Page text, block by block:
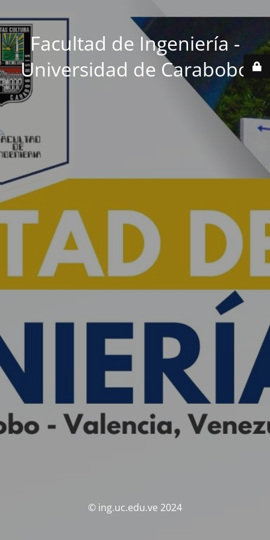
Facultad de Ingeniería -
Universidad de Carabobo
© ing.uc.edu.ve 2024